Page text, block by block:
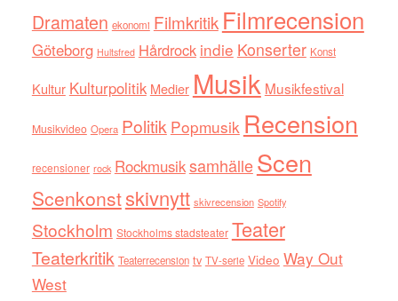
Dramaten ekonomi Filmkritik Filmrecension
Göteborg Hultsfred Hårdrock indie Konserter Konst
Kultur Kulturpolitik Medier Musik Musikfestival
Musikvideo Opera Politik Popmusik Recension
recensioner rock RockmusiksamhälleScen
Scenkonstskivnytt skivrecension Spotify
Stockholm Stockholms stadsteater Teater
Teaterkritik Teaterrecension tv TV-serie Video Way Out
West